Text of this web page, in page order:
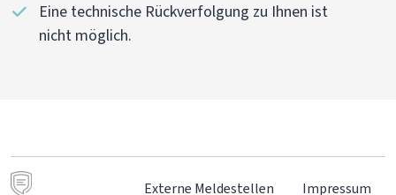
Eine technische Rückverfolgung zu Ihnen ist
nicht möglich.
Externe Meldestellen Impressum